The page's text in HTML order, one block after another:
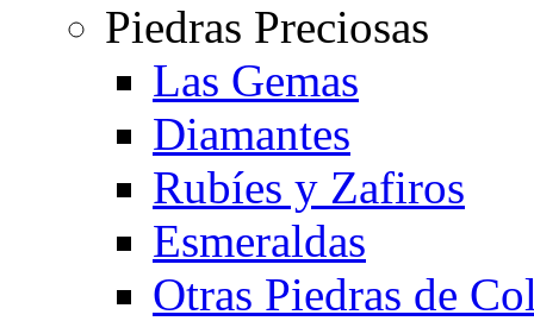
Piedras Preciosas
Las Gemas
Diamantes
Rubíes y Zafiros
Esmeraldas
Otras Piedras de